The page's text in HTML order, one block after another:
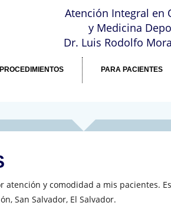
Atención Integral en
y Medicina
Dr. Luis Rodolfo
PROCEDIMIENTOS PARA PACIENTES
y comodidad a mis pacientes.
San Salvador, El Salvador.